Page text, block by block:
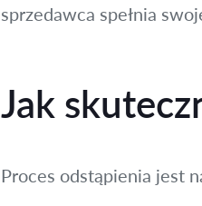
sprzedawca spełnia
Jak
Proces odstąpienia jest